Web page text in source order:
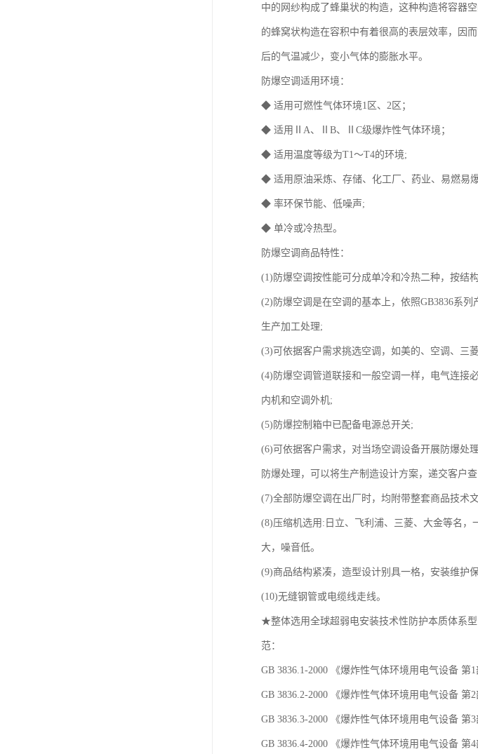
中的网纱构成了蜂巢状的构造，这种构造将容器
的蜂窝状构造在容积中有着很高的表层效率，因
后的气温减少，变小气体的膨胀水平。
防爆空调适用环境：
◆ 适用可燃性气体环境1区、2区；
◆ 适用ⅡA、ⅡB、ⅡC级爆炸性气体环境；
◆ 适用温度等级为T1～T4的环境;
◆ 适用原油采炼、存储、化工厂、药业、易燃易
◆ 率环保节能、低噪声;
◆ 单冷或冷热型。
防爆空调商品特性：
(1)防爆空调按性能可分成单冷和冷热二种，按结
(2)防爆空调是在空调的基本上，依照GB3836系
生产加工处理;
(3)可依据客户需求挑选空调，如美的、空调、三
(4)防爆空调管道联接和一般空调一样，电气连接
内机和空调外机;
(5)防爆控制箱中已配备电源总开关;
(6)可依据客户需求，对当场空调设备开展防爆处
防爆处理，可以将生产制造设计方案，递交客户
(7)全部防爆空调在出厂时，均附带整套商品技术
(8)压缩机选用:日立、飞利浦、三菱、大金等名
大，噪音低。
(9)商品结构紧凑，造型设计别具一格，安装维护
(10)无缝钢管或电缆线走线。
★整体选用全球超弱电安装技术性防护本质体系
范：
GB 3836.1-2000 《爆炸性气体环境用电气设备 第1
GB 3836.2-2000 《爆炸性气体环境用电气设备 第2
GB 3836.3-2000 《爆炸性气体环境用电气设备 第3
GB 3836.4-2000 《爆炸性气体环境用电气设备 第4